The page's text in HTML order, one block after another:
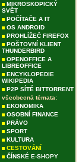
MIKROSKOPICKÝ
SVĚT
POČÍTAČE A IT
OS ANDROID
PROHLÍŽEČ FIREFOX
POŠTOVNÍ KLIENT
THUNDERBIRD
OPENOFFICE A
LIBREOFFICE
ENCYKLOPEDIE
WIKIPEDIA
P2P SÍTĚ BITTORRENT
všeobecná témata:
EKONOMIKA
OSOBNÍ FINANCE
PRÁVO
SPORT
KULTURA
CESTOVÁNÍ
ČÍNSKÉ E-SHOPY